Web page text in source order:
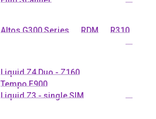
Altos G300 Series RDM
R310
...
Liquid Z4 Duo - Z160
Tempo F900
Liquid Z3 - single SIM
...